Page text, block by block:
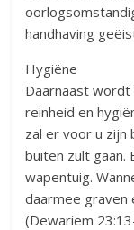
handhaving
Hygiëne
Daarnaast wordt
reinheid en
zal er voor u zijn
buiten zult gaan.
wapentuig.
daarmee graven
(Dewariem